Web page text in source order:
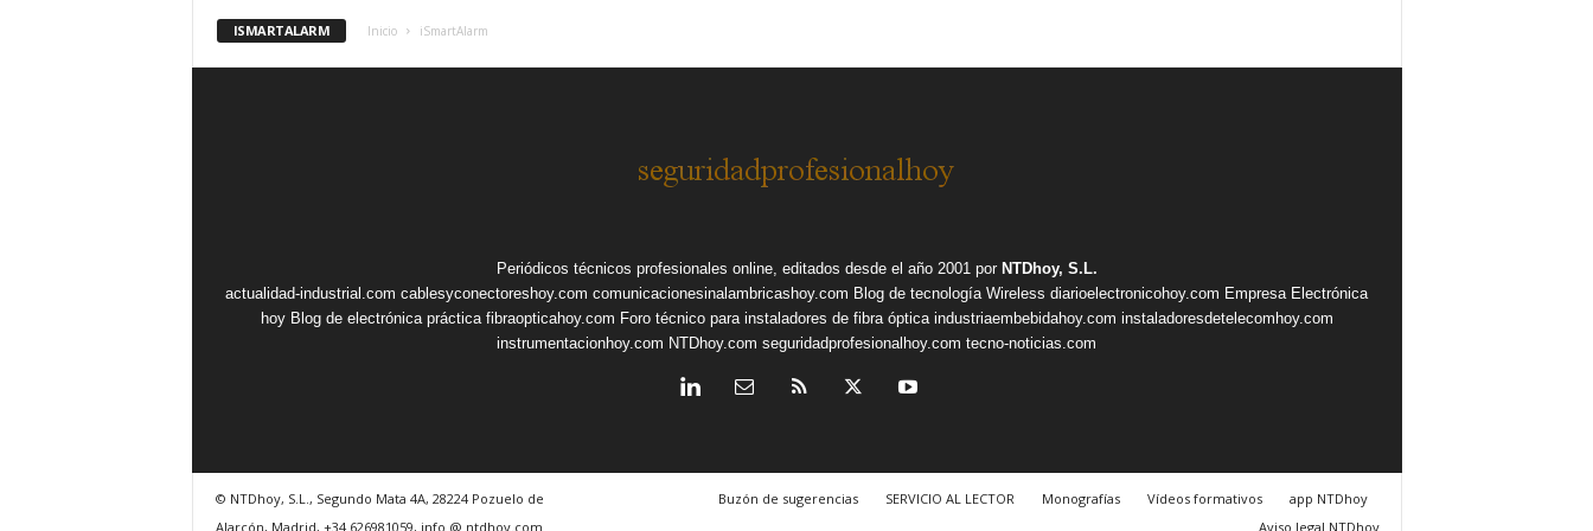
ISMARTALARM Inicio iSmartAlarm
Periódicos técnicos profesionales online, editados desde el año 2001 por NTDhoy, S.L.
actualidad-industrial.com cablesyconectoreshoy.com comunicacionesinalambricashoy.com Blog de tecnología Wireless diarioelectronicohoy.com Empresa Electrónica
hoy Blog de electrónica práctica fibraopticahoy.com Foro técnico para instaladores de fibra óptica industriaembebidahoy.com instaladoresdetelecomhoy.com
instrumentacionhoy.com NTDhoy.com seguridadprofesionalhoy.com tecno-noticias.com
Buzón de sugerencias SERVICIO AL LECTOR Monografías Vídeos formativos
app NTDhoy
Aviso legal NTDhoy
© NTDhoy, S.L., Segundo Mata 4A, 28224 Pozuelo de
Alarcón, Madrid, +34 626981059, info @ ntdhoy.com